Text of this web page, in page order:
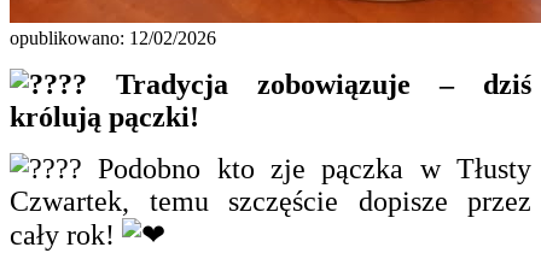
opublikowano: 12/02/2026
Tradycja zobowiązuje – dziś
królują pączki!
Podobno kto zje pączka w Tłusty
Czwartek, temu szczęście dopisze przez
cały rok!